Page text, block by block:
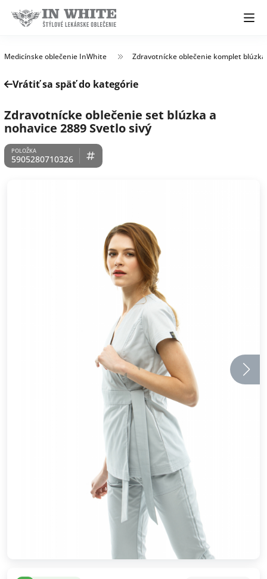
Medicínske oblečenie InWhite Zdravotnícke oblečenie komplet
Vrátiť sa späť do kategórie
Zdravotnícke oblečenie set blúzka a
nohavice 2889 Svetlo sivý
5905280710326